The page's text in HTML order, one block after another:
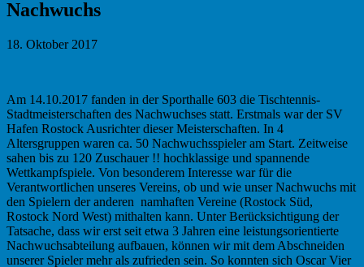
Nachwuchs
18. Oktober 2017
Am 14.10.2017 fanden in der Sporthalle 603 die Tischtennis-
Stadtmeisterschaften des Nachwuchses statt. Erstmals war der SV
Hafen Rostock Ausrichter dieser Meisterschaften. In 4
Altersgruppen waren ca. 50 Nachwuchsspieler am Start. Zeitweise
sahen bis zu 120 Zuschauer !! hochklassige und spannende
Wettkampfspiele. Von besonderem Interesse war für die
Verantwortlichen unseres Vereins, ob und wie unser Nachwuchs mit
den Spielern der anderen namhaften Vereine (Rostock Süd,
Rostock Nord West) mithalten kann. Unter Berücksichtigung der
Tatsache, dass wir erst seit etwa 3 Jahren eine leistungsorientierte
Nachwuchsabteilung aufbauen, können wir mit dem Abschneiden
unserer Spieler mehr als zufrieden sein. So konnten sich Oscar Vier